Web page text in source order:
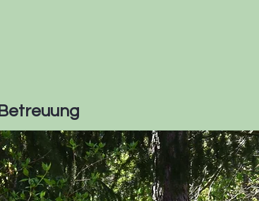
Betreuung